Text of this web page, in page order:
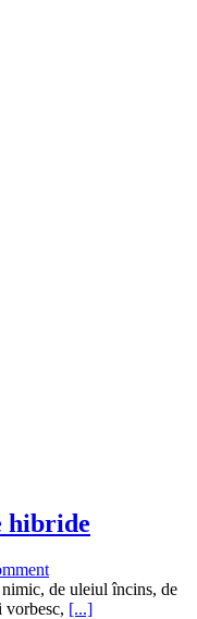
hibride
nimic, de uleiul încins, de
vorbesc, [...]